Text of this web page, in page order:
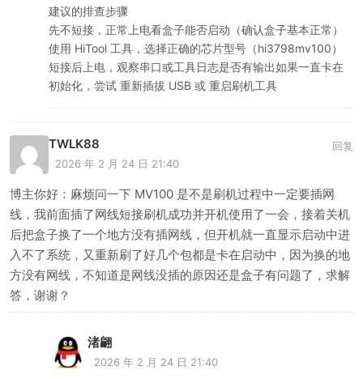
建议的排查步骤
先不短接，正常上电看盒子能否启动（确认盒子基本正常）
使用 HiTool 工具，选择正确的芯片型号（hi3798mv100）
短接后上电，观察串口或工具日志是否有输出如果一直卡在
初始化，尝试 重新插拔 USB 或 重启刷机工具
TWLK88
2026 年 2 月 24 日 21:40
博主你好：麻烦问一下 MV100 是不是刷机过程中一定要插网
线，我前面插了网线短接刷机成功并开机使用了一会，接着关机
后把盒子换了一个地方没有插网线，但开机就一直显示启动中进
入不了系统，又重新刷了好几个包都是卡在启动中，因为换的地
方没有网线，不知道是网线没插的原因还是盒子有问题了，求解
答，谢谢？
回复
渚翩
2026 年 2 月 24 日 21:40